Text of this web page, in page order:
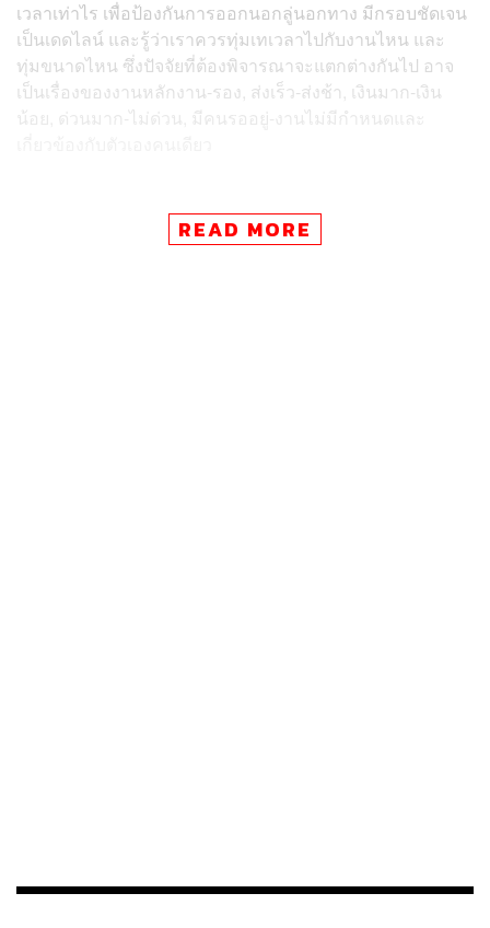
เวลาเท่าไร เพื่อป้องกันการออกนอกลู่นอกทาง มีกรอบชัดเจน
เป็นเดดไลน์ และรู้ว่าเราควรทุ่มเทเวลาไปกับงานไหน และ
ทุ่มขนาดไหน ซึ่งปัจจัยที่ต้องพิจารณาจะแตกต่างกันไป อาจ
เป็นเรื่องของงานหลักงาน-รอง, ส่งเร็ว-ส่งช้า, เงินมาก-เงิน
น้อย, ด่วนมาก-ไม่ด่วน, มีคนรออยู่-งานไม่มีกำหนดและ
ท่าก็สามารถเอาไปเลือกใช้กันได้ หรือหากเข้าท่าหลายวิธีก็
READ MORE